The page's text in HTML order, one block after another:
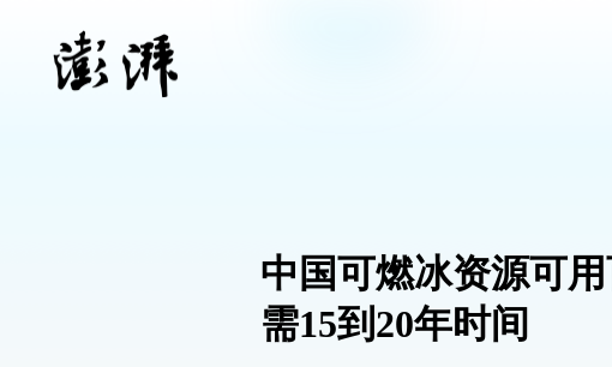
中国可燃冰资源可
需15到20年时间